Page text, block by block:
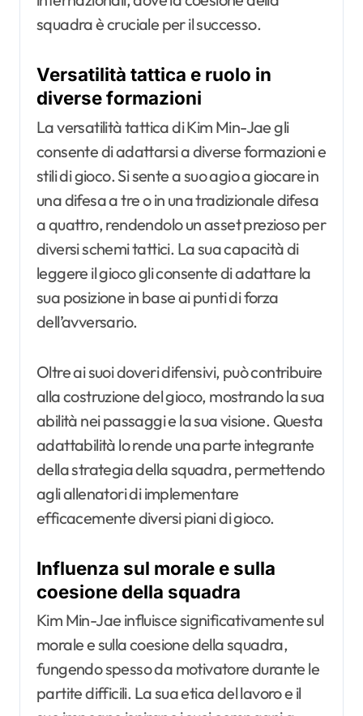
squadra è cruciale per il successo.
Versatilità tattica e ruolo in
diverse formazioni
La versatilità tattica di Kim Min-Jae gli
consente di adattarsi a diverse formazioni e
stili di gioco. Si sente a suo agio a giocare in
una difesa a tre o in una tradizionale difesa
a quattro, rendendolo un asset prezioso per
diversi schemi tattici. La sua capacità di
leggere il gioco gli consente di adattare la
sua posizione in base ai punti di forza
dell’avversario.
Oltre ai suoi doveri difensivi, può contribuire
alla costruzione del gioco, mostrando la sua
abilità nei passaggi e la sua visione. Questa
adattabilità lo rende una parte integrante
della strategia della squadra, permettendo
agli allenatori di implementare
efficacemente diversi piani di gioco.
Influenza sul morale e sulla
coesione della squadra
Kim Min-Jae influisce significativamente sul
morale e sulla coesione della squadra,
fungendo spesso da motivatore durante le
partite difficili. La sua etica del lavoro e il